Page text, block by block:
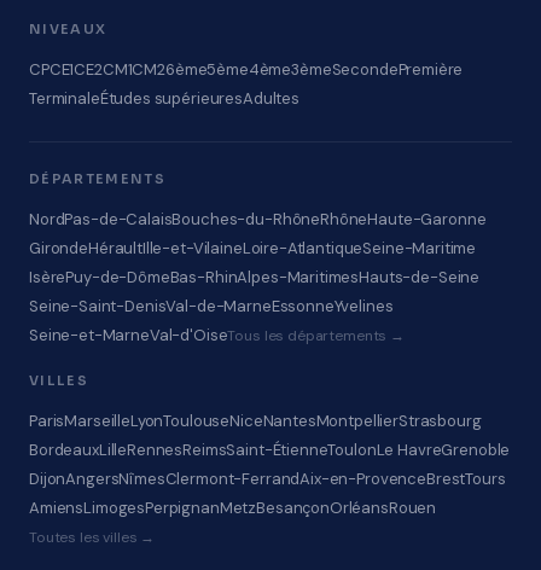
NIVEAUX
CPCE1CE2CM1CM26ème5ème4ème3èmeSecondePremière
TerminaleÉtudes supérieuresAdultes
DÉPARTEMENTS
NordPas-de-CalaisBouches-du-RhôneRhôneHaute-Garonne
GirondeHéraultIlle-et-VilaineLoire-AtlantiqueSeine-Maritime
IsèrePuy-de-DômeBas-RhinAlpes-MaritimesHauts-de-Seine
Seine-Saint-DenisVal-de-MarneEssonneYvelines
Seine-et-MarneVal-d'OiseTous les départements →
VILLES
ParisMarseilleLyonToulouseNiceNantesMontpellierStrasbourg
BordeauxLilleRennesReimsSaint-ÉtienneToulonLe HavreGrenoble
DijonAngersNîmesClermont-FerrandAix-en-ProvenceBrestTours
AmiensLimogesPerpignanMetzBesançonOrléansRouen
Toutes les villes →